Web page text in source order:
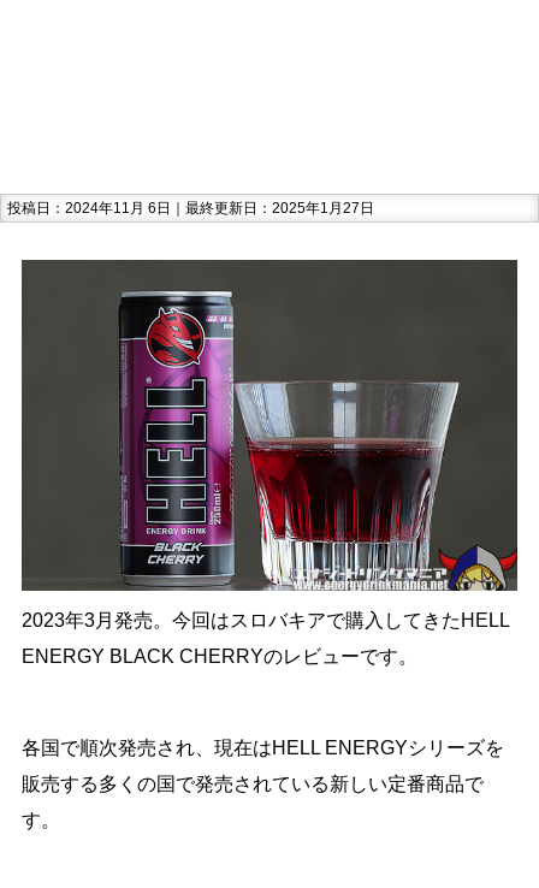
投稿日：2024年11月 6日｜最終更新日：2025年1月27日
2023年3月発売。今回はスロバキアで購入してきたHELL
ENERGY BLACK CHERRYのレビューです。
各国で順次発売され、現在はHELL ENERGYシリーズを
販売する多くの国で発売されている新しい定番商品で
す。